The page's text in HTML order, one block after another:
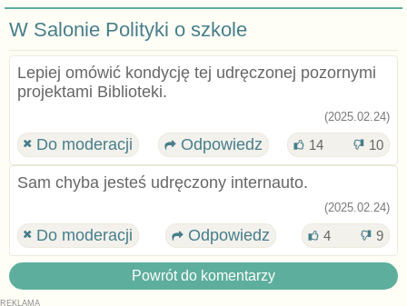
W Salonie Polityki o szkole
Lepiej omówić kondycję tej udręczonej pozornymi
projektami Biblioteki.
(2025.02.24)
Do moderacji Odpowiedz 14 10
Sam chyba jesteś udręczony internauto.
(2025.02.24)
Do moderacji Odpowiedz 4 9
Powrót do komentarzy